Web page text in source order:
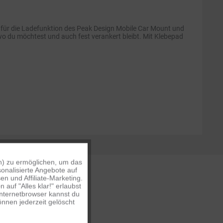
die Ladefunktion des Peak Design Mobile Car Mount und
du möchtest und auch fest verankert bleibt. Mit Klebepad
Aktiv
Inaktiv
zu ermöglichen, um das
Angebote auf
und Affiliate-Marketing.
auf "Alles klar!" erlaubst
kannst du
jederzeit gelöscht